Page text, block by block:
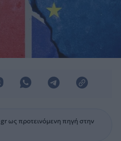
ως προτεινόμενη πηγή στην